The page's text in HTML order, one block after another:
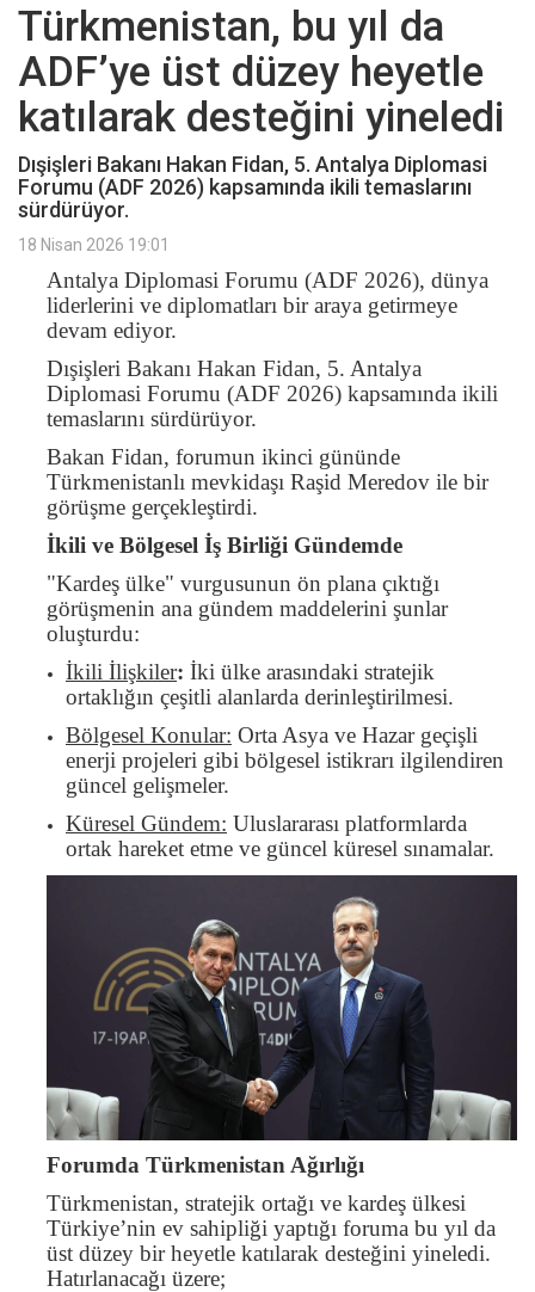
Türkmenistan, bu yıl da
ADF’ye üst düzey heyetle
katılarak desteğini yineledi
Dışişleri Bakanı Hakan Fidan, 5. Antalya Diplomasi
Forumu (ADF 2026) kapsamında ikili temaslarını
sürdürüyor.
18 Nisan 2026 19:01
Antalya Diplomasi Forumu (ADF 2026), dünya
liderlerini ve diplomatları bir araya getirmeye
devam ediyor.
Dışişleri Bakanı Hakan Fidan, 5. Antalya
Diplomasi Forumu (ADF 2026) kapsamında ikili
temaslarını sürdürüyor.
Bakan Fidan, forumun ikinci gününde
Türkmenistanlı mevkidaşı Raşid Meredov ile bir
görüşme gerçekleştirdi.
İkili ve Bölgesel İş Birliği Gündemde
"Kardeş ülke" vurgusunun ön plana çıktığı
görüşmenin ana gündem maddelerini şunlar
oluşturdu:
İkili İlişkiler: İki ülke arasındaki stratejik
ortaklığın çeşitli alanlarda derinleştirilmesi.
Bölgesel Konular: Orta Asya ve Hazar geçişli
enerji projeleri gibi bölgesel istikrarı ilgilendiren
güncel gelişmeler.
Küresel Gündem: Uluslararası platformlarda
ortak hareket etme ve güncel küresel sınamalar.
Forumda Türkmenistan Ağırlığı
Türkmenistan, stratejik ortağı ve kardeş ülkesi
Türkiye’nin ev sahipliği yaptığı foruma bu yıl da
üst düzey bir heyetle katılarak desteğini yineledi.
Hatırlanacağı üzere;